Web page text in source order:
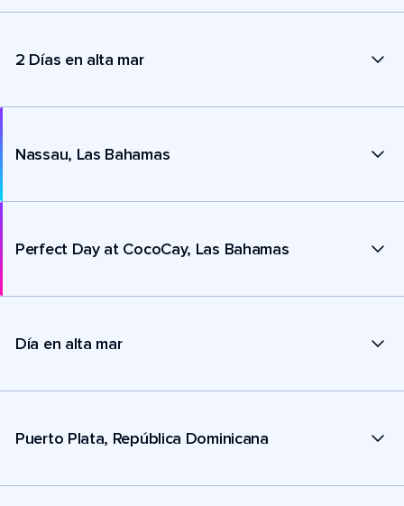
2 Días en alta mar
Nassau, Las Bahamas
Perfect Day at CocoCay, Las Bahamas
Día en alta mar
Puerto Plata, República Dominicana